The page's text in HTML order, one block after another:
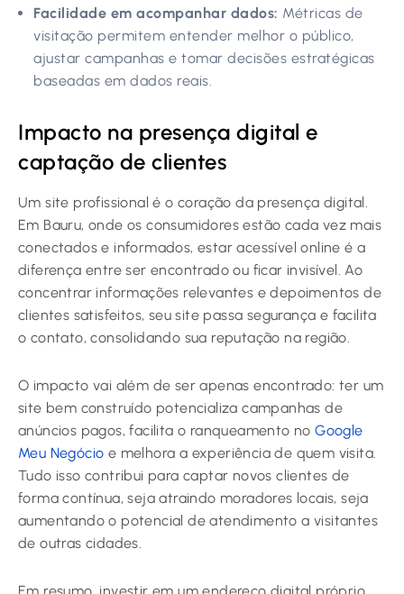
Facilidade em acompanhar dados: Métricas de
visitação permitem entender melhor o público,
ajustar campanhas e tomar decisões estratégicas
baseadas em dados reais.
Impacto na presença digital e
captação de clientes
Um site profissional é o coração da presença digital.
Em Bauru, onde os consumidores estão cada vez mais
conectados e informados, estar acessível online é a
diferença entre ser encontrado ou ficar invisível. Ao
concentrar informações relevantes e depoimentos de
clientes satisfeitos, seu site passa segurança e facilita
o contato, consolidando sua reputação na região.
O impacto vai além de ser apenas encontrado: ter um
site bem construído potencializa campanhas de
anúncios pagos, facilita o ranqueamento noGoogle
Meu Negócio e melhora a experiência de quem visita.
Tudo isso contribui para captar novos clientes de
forma contínua, seja atraindo moradores locais, seja
aumentando o potencial de atendimento a visitantes
de outras cidades.